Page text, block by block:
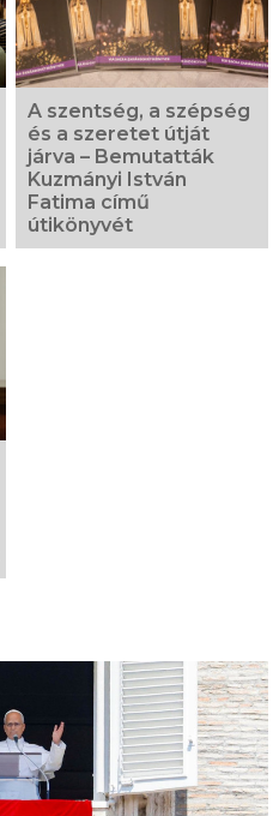
A szentség, a szépség
és a szeretet útját
járva – Bemutatták
Kuzmányi István
Fatima című
útikönyvét